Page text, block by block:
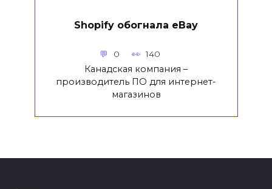
Shopify обогнала eBay
0 140
Канадская компания –
производитель ПО для интернет-
магазинов